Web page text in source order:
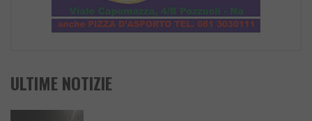
ULTIME NOTIZIE